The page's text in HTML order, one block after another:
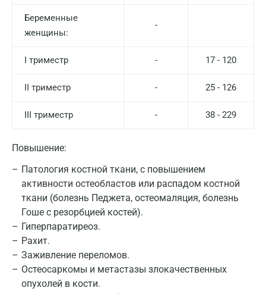
Беременные
женщины:
-
I триместр - 17 - 120
II триместр - 25 - 126
III триместр - 38 - 229
Повышение:
Патология костной ткани, с повышением
активности остеобластов или распадом костной
ткани (болезнь Педжета, остеомаляция, болезнь
Гоше с резорбцией костей).
Гиперпаратиреоз.
Рахит.
Заживление переломов.
Остеосаркомы и метастазы злокачественных
опухолей в кости.